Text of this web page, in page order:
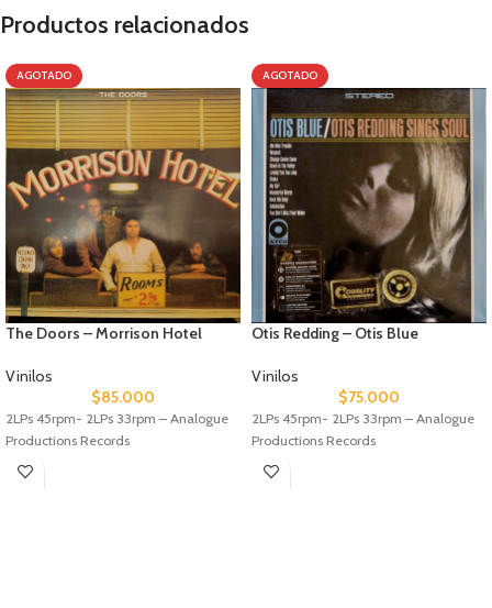
Productos relacionados
AGOTADO
The Doors – Morrison Hotel
Vinilos
$85.000
2LPs 45rpm- 2LPs 33rpm – Analogue
Productions Records
AGOTADO
Otis Redding – Otis Blue
Vinilos
$75.000
2LPs 45rpm- 2LPs 33rpm – Analogue
Productions Records